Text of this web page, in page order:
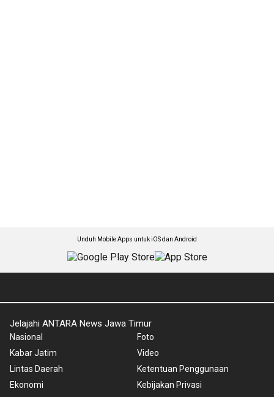
Unduh Mobile Apps untuk iOS dan Android
Jelajahi ANTARA News Jawa Timur
Nasional
Kabar Jatim
Lintas Daerah
Ekonomi
Foto
Video
Ketentuan Penggunaan
Kebijakan Privasi